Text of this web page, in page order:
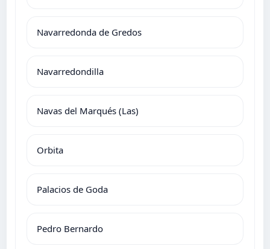
Navarredonda de Gredos
Navarredondilla
Navas del Marqués (Las)
Orbita
Palacios de Goda
Pedro Bernardo